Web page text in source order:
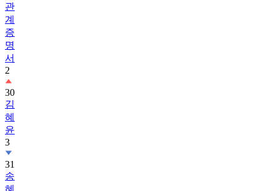
관
계
증
명
서
2
30
김
혜
윤
3
31
송
혜